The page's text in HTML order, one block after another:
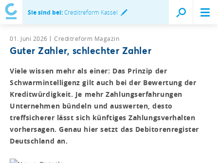
Sie sind bei:Creditreform Kassel
01. Juni 2026 Creditreform Magazin
Guter Zahler, schlechter Zahler
Viele wissen mehr als einer: Das Prinzip der
Schwarmintelligenz gilt auch bei der Bewertung der
Kreditwürdigkeit. Je mehr Zahlungserfahrungen
Unternehmen bündeln und auswerten, desto
treffsicherer lässt sich künftiges Zahlungsverhalten
vorhersagen. Genau hier setzt das Debitorenregister
Deutschland an.